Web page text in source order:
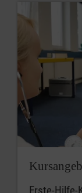
Erste-Hilfe-